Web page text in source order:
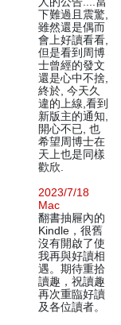
下難過且震驚,
雖然還是偶而
會上好讀看看,
但是看到周博
士曾經的發文
還是心中不捨,
終於, 今天久
違的上線,看到
新版主的通知,
開心不已, 也
希望周博士在
天上也是同樣
歡欣.
2023/7/18
Mac
翻書抽屜內的
Kindle，很舊
沒有開啟了使
我再與好讀相
遇。期待重拾
讀趣，祝讀趣
再次重臨好讀
及各位讀者。